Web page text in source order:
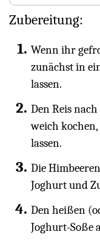
Zubereitung:
Wenn ihr
zunächst in
lassen.
Den Reis
weich
lassen.
Die
Joghurt und
Den heißen
Joghurt-Soße